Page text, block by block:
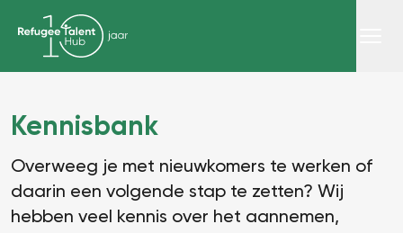
Kennisbank
Overweeg je met nieuwkomers te werken of
daarin een volgende stap te zetten? Wij
hebben veel kennis over het aannemen,